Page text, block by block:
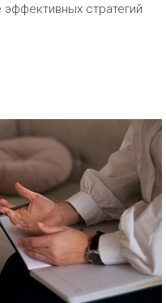
эффективных стратегий